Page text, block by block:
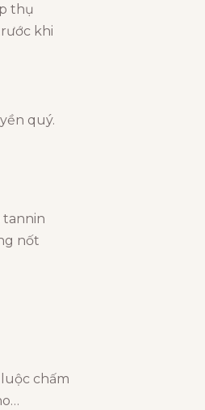
thụ
khi
quý.
tannin
nốt
chấm